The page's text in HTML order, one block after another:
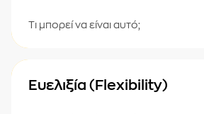
Τι μπορεί να είναι αυτό;
Ευελιξία (Flexibility)